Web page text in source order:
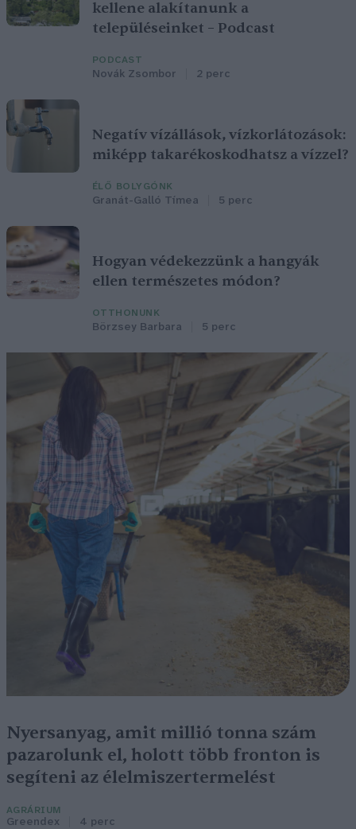
kellene alakítanunk a
településeinket – Podcast
PODCAST
Novák Zsombor 2 perc
Negatív vízállások, vízkorlátozások:
miképp takarékoskodhatsz a vízzel?
ÉLŐ BOLYGÓNK
Granát-Galló Tímea 5 perc
Hogyan védekezzünk a hangyák
ellen természetes módon?
OTTHONUNK
Börzsey Barbara 5 perc
Nyersanyag, amit millió tonna szám
pazarolunk el, holott több fronton is
segíteni az élelmiszertermelést
AGRÁRIUM
Greendex 4 perc